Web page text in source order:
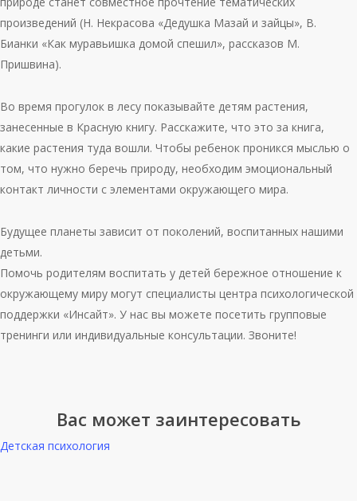
произведений (Н. Некрасова «Дедушка Мазай и зайцы», В.
Бианки «Как муравьишка домой спешил», рассказов М.
Пришвина).
Во время прогулок в лесу показывайте детям растения,
занесенные в Красную книгу. Расскажите, что это за книга,
какие растения туда вошли. Чтобы ребенок проникся мыслью о
том, что нужно беречь природу, необходим эмоциональный
контакт личности с элементами окружающего мира.
Будущее планеты зависит от поколений, воспитанных нашими
детьми.
Помочь родителям воспитать у детей бережное отношение к
окружающему миру могут специалисты центра психологической
поддержки «Инсайт». У нас вы можете посетить групповые
тренинги или индивидуальные консультации. Звоните!
Вас может заинтересовать
Детская психология